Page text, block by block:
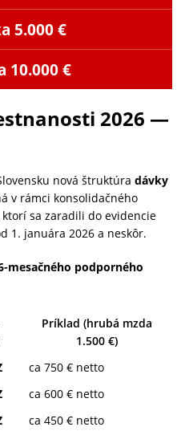
5.000 €
10.000 €
2026 —
nová štruktúra dávky
v rámci konsolidačného
sa zaradili do evidencie
1. januára 2026 a neskôr.
mesačného podporného
Príklad (hrubá mzda
1.500 €)
ca 750 € netto
ca 600 € netto
ca 450 € netto